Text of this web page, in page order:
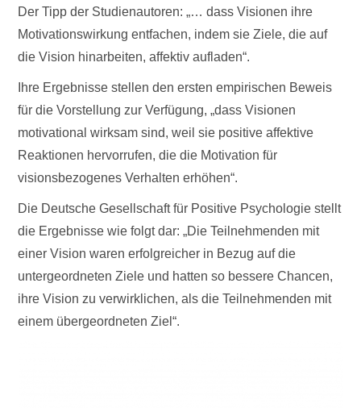
Der Tipp der Studienautoren: „… dass Visionen ihre
Motivationswirkung entfachen, indem sie Ziele, die auf
die Vision hinarbeiten, affektiv aufladen“.
Ihre Ergebnisse stellen den ersten empirischen Beweis
für die Vorstellung zur Verfügung, „dass Visionen
motivational wirksam sind, weil sie positive affektive
Reaktionen hervorrufen, die die Motivation für
visionsbezogenes Verhalten erhöhen“.
Die Deutsche Gesellschaft für Positive Psychologie stellt
die Ergebnisse wie folgt dar: „Die Teilnehmenden mit
einer Vision waren erfolgreicher in Bezug auf die
untergeordneten Ziele und hatten so bessere Chancen,
ihre Vision zu verwirklichen, als die Teilnehmenden mit
einem übergeordneten Ziel“.